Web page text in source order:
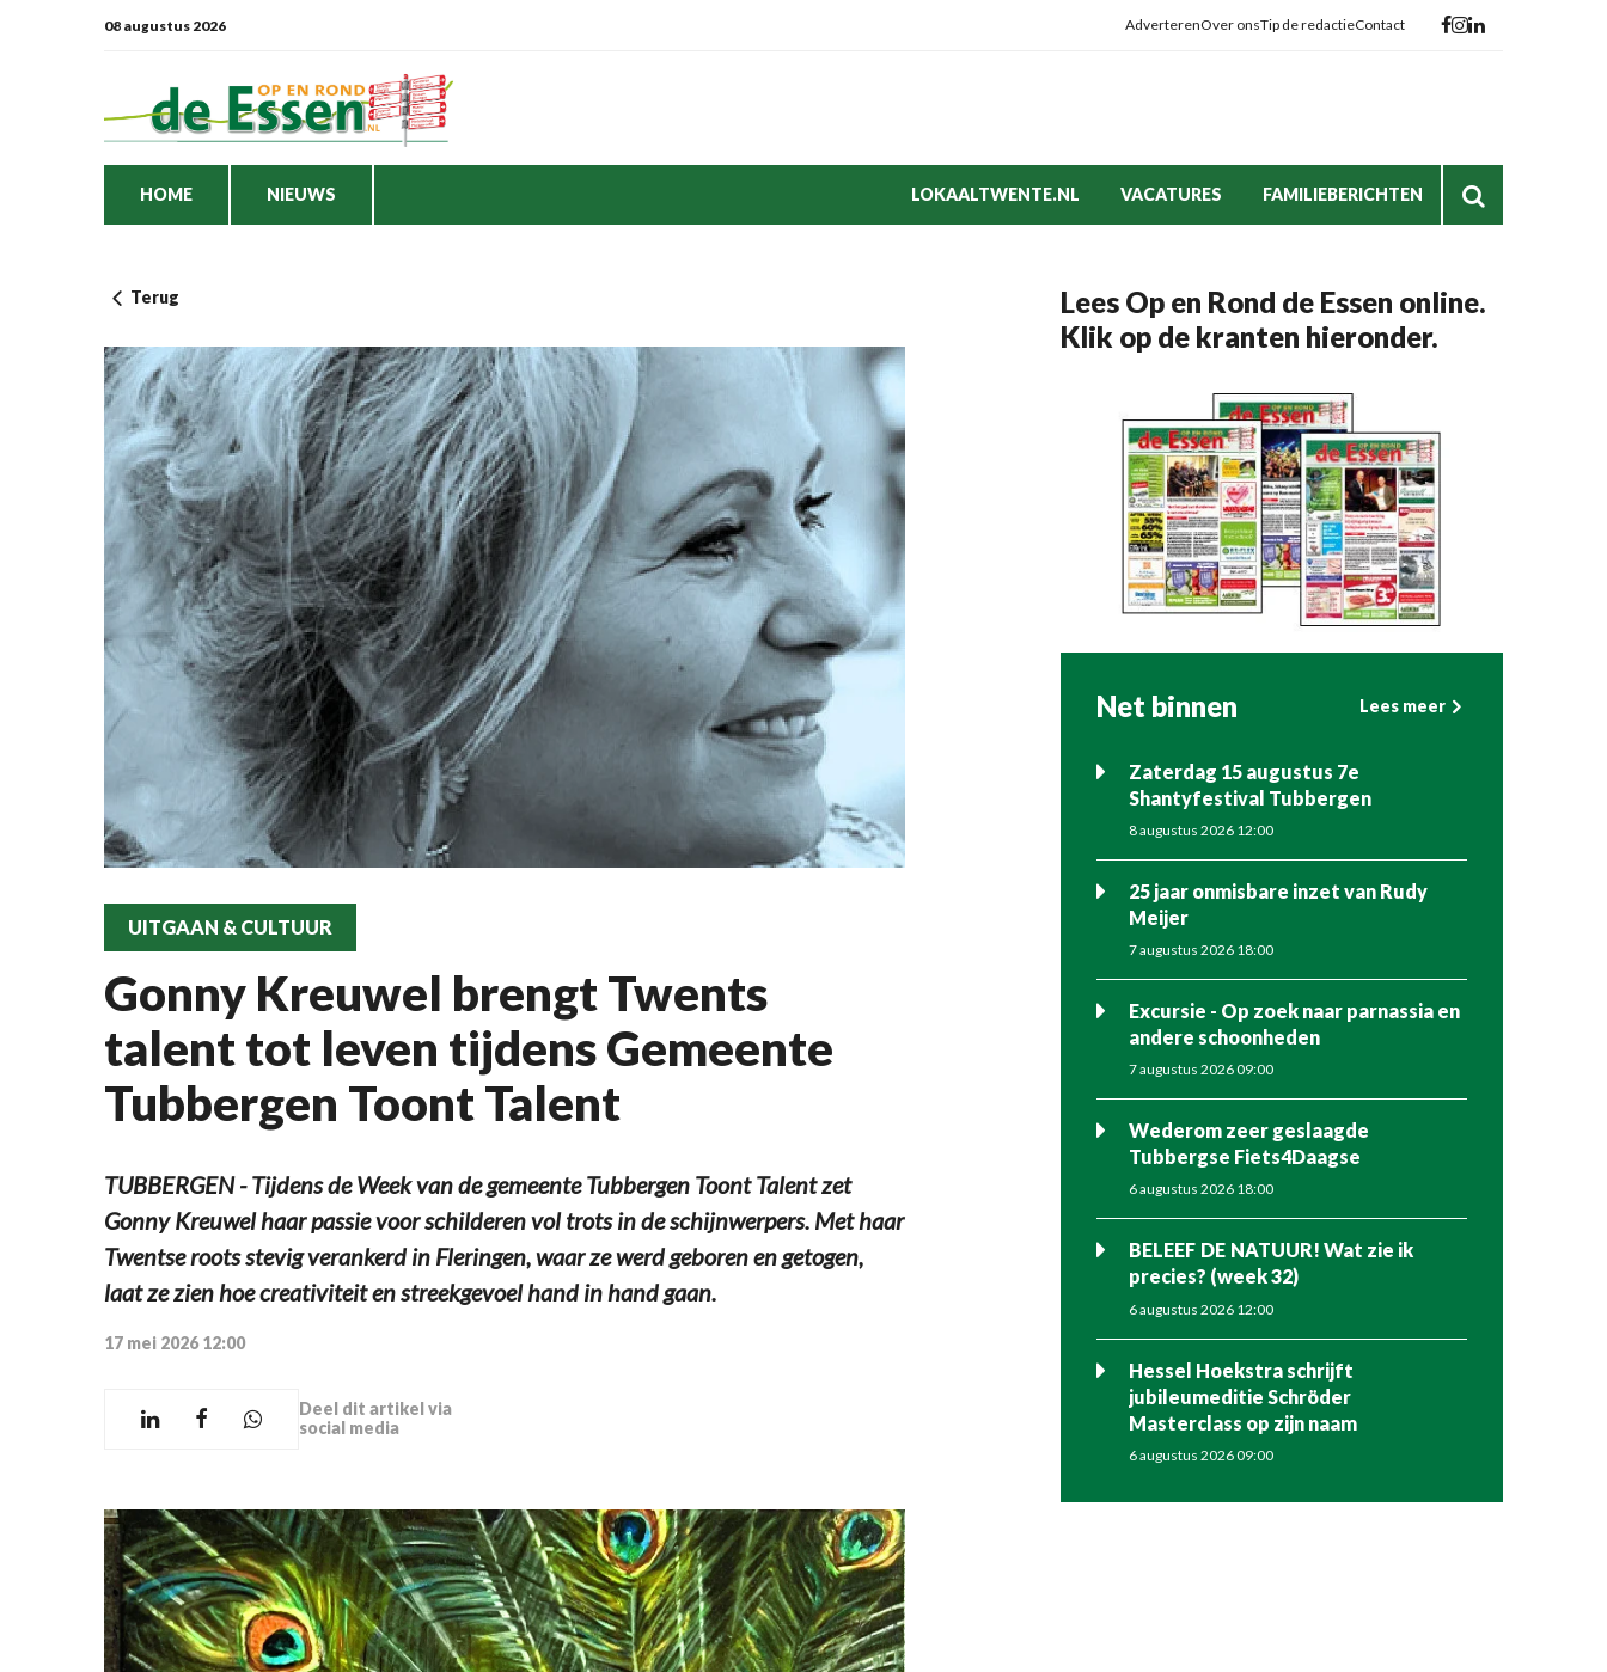
08 augustus 2026 AdverterenOver onsTip de redactieContact
HOME NIEUWS LOKAALTWENTE.NL VACATURES FAMILIEBERICHTEN
Terug
UITGAAN & CULTUUR
Gonny Kreuwel brengt Twents
talent tot leven tijdens Gemeente
Tubbergen Toont Talent
TUBBERGEN - Tijdens de Week van de gemeente Tubbergen Toont Talent zet
Gonny Kreuwel haar passie voor schilderen vol trots in de schijnwerpers. Met haar
Twentse roots stevig verankerd in Fleringen, waar ze werd geboren en getogen,
laat ze zien hoe creativiteit en streekgevoel hand in hand gaan.
17 mei 2026 12:00
Deel dit artikel via
social media
Lees Op en Rond de Essen online.
Klik op de kranten hieronder.
Net binnen Lees meer
Zaterdag 15 augustus 7e
Shantyfestival Tubbergen
8 augustus 2026 12:00
25 jaar onmisbare inzet van Rudy
Meijer
7 augustus 2026 18:00
Excursie - Op zoek naar parnassia en
andere schoonheden
7 augustus 2026 09:00
Wederom zeer geslaagde
Tubbergse Fiets4Daagse
6 augustus 2026 18:00
BELEEF DE NATUUR! Wat zie ik
precies? (week 32)
6 augustus 2026 12:00
Hessel Hoekstra schrijft
jubileumeditie Schröder
Masterclass op zijn naam
6 augustus 2026 09:00